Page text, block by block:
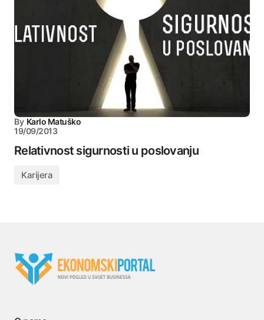
By Karlo Matuško
19/09/2013
Relativnost sigurnosti u poslovanju
Karijera